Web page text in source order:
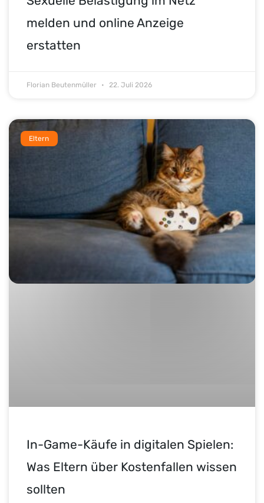
melden und online Anzeige
erstatten
Florian Beutenmüller 22. Juli 2026
Eltern
In-Game-Käufe in digitalen Spielen:
Was Eltern über Kostenfallen wissen
sollten